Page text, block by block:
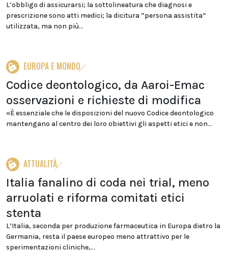
L’obbligo di assicurarsi; la sottolineatura che diagnosi e
prescrizione sono atti medici; la dicitura “persona assistita”
utilizzata, ma non più...
EUROPA E MONDO
Codice deontologico, da Aaroi-Emac
osservazioni e richieste di modifica
«È essenziale che le disposizioni del nuovo Codice deontologico
mantengano al centro dei loro obiettivi gli aspetti etici e non...
ATTUALITÀ
Italia fanalino di coda nei trial, meno
arruolati e riforma comitati etici
stenta
L’Italia, seconda per produzione farmaceutica in Europa dietro la
Germania, resta il paese europeo meno attrattivo per le
sperimentazioni cliniche,...